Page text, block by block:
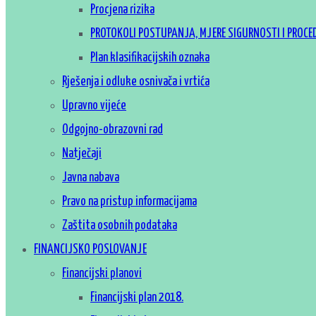
Procjena rizika
PROTOKOLI POSTUPANJA, MJERE SIGURNOSTI I
Plan klasifikacijskih oznaka
Rješenja i odluke osnivača i vrtića
Upravno vijeće
Odgojno-obrazovni rad
Natječaji
Javna nabava
Pravo na pristup informacijama
Zaštita osobnih podataka
FINANCIJSKO POSLOVANJE
Financijski planovi
Financijski plan 2018.